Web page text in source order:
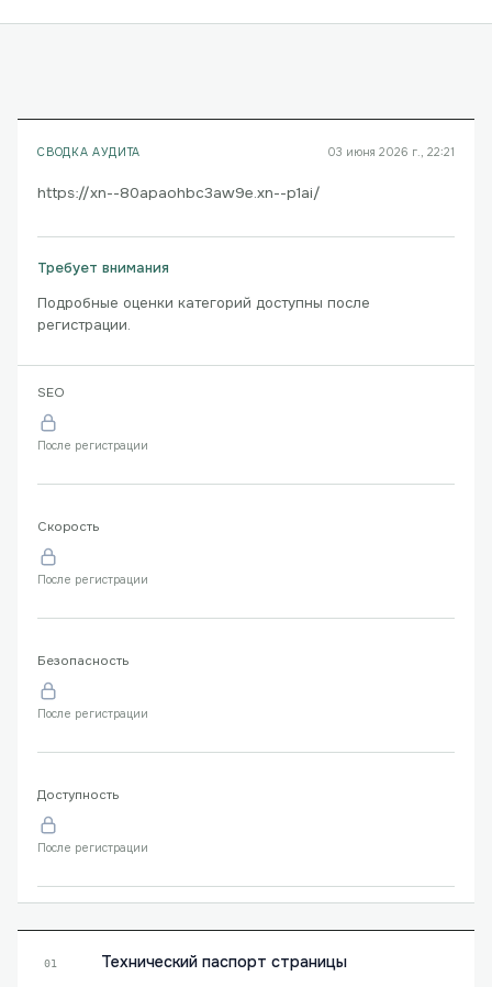
СВОДКА АУДИТА 03 июня 2026 г., 22:21
https://xn--80apaohbc3aw9e.xn--p1ai/
Требует внимания
Подробные оценки категорий доступны после
регистрации.
SEO
После регистрации
Скорость
После регистрации
Безопасность
После регистрации
Доступность
После регистрации
01 Технический паспорт страницы